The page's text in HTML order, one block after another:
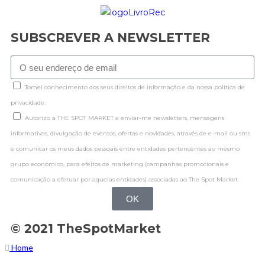
SUBSCREVER A NEWSLETTER
Tomei conhecimento dos seus direitos de informação e da nossa politica de
privacidade.
Autorizo a THE SPOT MARKET a enviar-me newsletters, mensagens
informativas, divulgação de eventos, ofertas e novidades, através de e-mail ou sms
e comunicar os meus dados pessoais entre entidades pertencentes ao mesmo
grupo económico, para efeitos de marketing (campanhas promocionais e
comunicação a efetuar por aquelas entidades) associadas ao The Spot Market.
OK
© 2021 TheSpotMarket
Home